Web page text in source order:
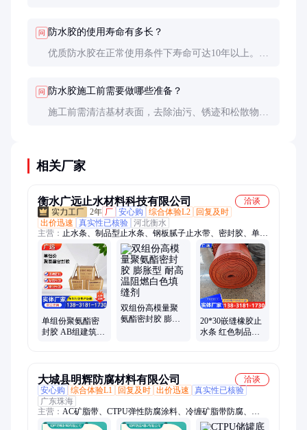
问 防水胶的使用寿命有多长？
优质防水胶在正常使用条件下寿命可达10年以上。实
问 防水胶施工前需要做哪些准备？
施工前需清洁基材表面，去除油污、锈迹和松散物，
相关厂家
衡水广远止水材料科技有限公司
洽谈
2年 厂 安心购 综合体验L2
回复及时
出价迅速
真实性已核验 河北衡水
主营： 止水条、制品型止水条、钢板腻子止水带、密封胶、单组
份聚氨酯密封胶、双组份聚氨酯密封胶、双组份聚硫密封胶、接
缝防水胶、防水密封胶条、聚氨酯密封胶、防水补漏自粘片、遇
水膨胀橡胶条、遇水膨胀止水胶、丁基腻子橡胶自粘薄片、橡胶
制品专用粘合剂、橡胶止水带、遇水膨胀止水条、闭孔泡沫板、
双面自粘薄片、柔性填料、膨胀止水环、盾构粘合剂
单组份聚氨酯密
封胶 AB组建筑嵌
双组份高模量聚
氨酯密封胶 膨胀
20*30嵌缝橡胶止
水条 红色制品型
大城县明辉防腐材料有限公司
洽谈
安心购
综合体验L1 回复及时 出价迅速
真实性已核验
广东珠海
主营： AC矿脂带、CTPU弹性防腐涂料、冷缠矿脂带防腐、
CTPU弹性胶泥、矿脂胶泥、CTPU储罐弹性胶、储油罐边缘板密